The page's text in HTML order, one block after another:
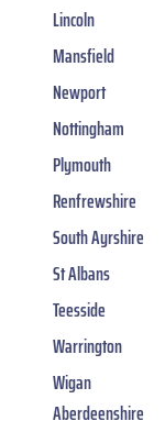
Lincoln
Mansfield
Newport
Nottingham
Plymouth
Renfrewshire
South Ayrshire
St Albans
Teesside
Warrington
Wigan
Aberdeenshire